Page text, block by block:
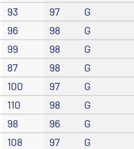
93 97
G
96 98
G
99 98
G
87 98
G
100 97
G
110 98
G
98 96
G
108 97
G